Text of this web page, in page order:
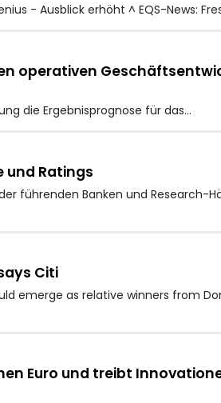
- Ausblick erhöht ^ EQS-News:
operativen
die Ergebnisprognose für das…
und Ratings
führenden Banken und Research-
Citi
emerge as relative winners from
Euro und treibt